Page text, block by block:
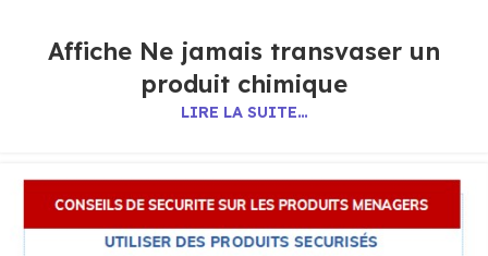
Affiche Ne jamais transvaser un
produit chimique
LIRE LA SUITE…